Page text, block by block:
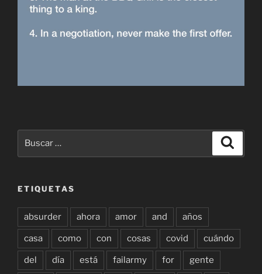
ETIQUETAS
absurder ahora amor and años
casa como con cosas covid cuándo
del día está failarmy for gente